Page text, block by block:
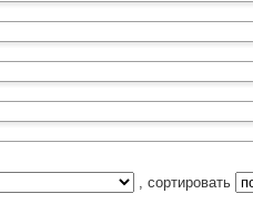
, сортировать